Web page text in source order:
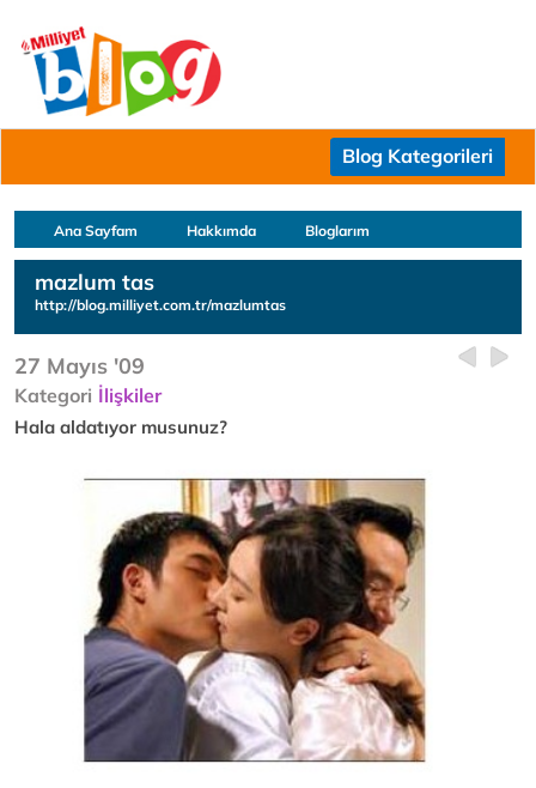
Blog Kategorileri
Ana Sayfam Hakkımda Bloglarım
mazlum tas
http://blog.milliyet.com.tr/mazlumtas
27 Mayıs '09
Kategori İlişkiler
Hala aldatıyor musunuz?